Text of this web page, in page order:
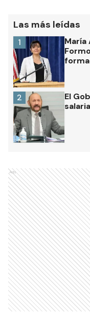
Las más leídas
María
1
El
2
Ads